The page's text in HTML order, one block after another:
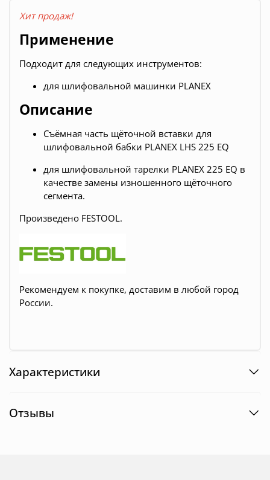
Хит продаж!
Применение
Подходит для следующих инструментов:
для шлифовальной машинки PLANEX
Описание
Съёмная часть щёточной вставки для
шлифовальной бабки PLANEX LHS 225 EQ
для шлифовальной тарелки PLANEX 225 EQ в
качестве замены изношенного щёточного
сегмента.
Произведено FESTOOL.
Рекомендуем к покупке, доставим в любой город
России.
Характеристики
Отзывы